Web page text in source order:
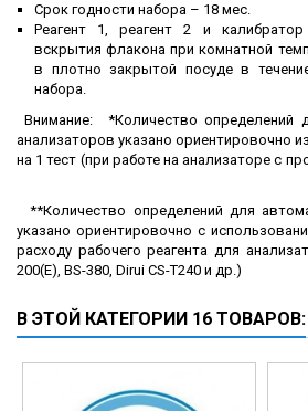
Срок годности набора – 18 мес.
Реагент 1, реагент 2 и
вскрытия флакона при комнатной
в плотно закрытой посуде в
набора.
Внимание: *Количество определений
анализаторов указано ориентировочно
на 1 тест (при работе на анализаторе
**Количество определений для
указано ориентировочно с
расходу рабочего реагента для
200(E), BS-380, Dirui CS-T240 и др.)
В ЭТОЙ КАТЕГОРИИ 16 ТОВАРОВ: